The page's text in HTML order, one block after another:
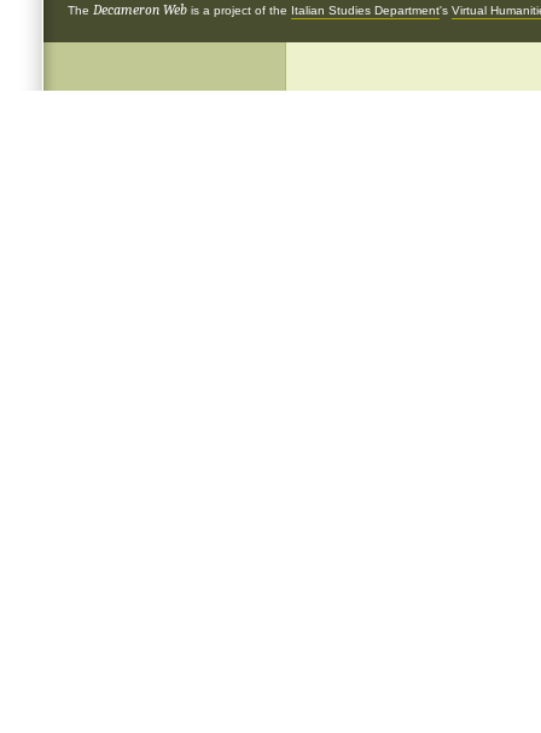
The Decameron Web is a project of the Italian Studies Department's Virtual